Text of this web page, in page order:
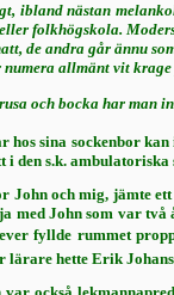
ibland nästan
folkhögskola.
de andra går ännu
all­mänt vit
och bocka har man
sina sockenbor
i den s.k.
och mig, jämte
med John som var
fyllde rummet
lärare hette Erik